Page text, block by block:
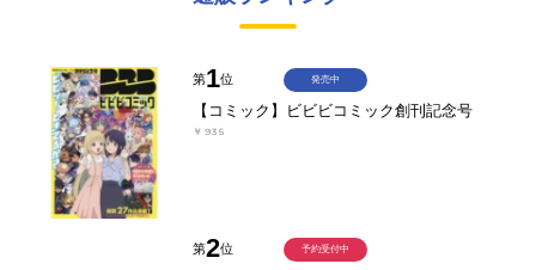
第1位
【コミック】ビビビコミック創刊記念号
￥935
発売中
第2位 予約受付中